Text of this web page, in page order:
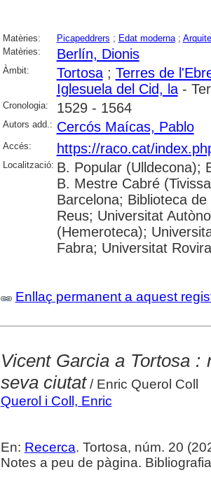
Matèries: Picapeddrers ; Edat moderna;
Matèries:
Berlín, Dionis
Àmbit: Tortosa; Terres de
Iglesuela del Cid, la-
Cronologia: 1529 - 1564
Autors add.: Cercós Maícas, Pablo
Accés: https://raco.cat/
Localització: B. Popular (Ulldecona);
B. Mestre Cabré
Barcelona; Biblioteca
Reus; Universitat
(Hemeroteca);
Fabra; Universitat
Enllaç permanent a aquest
Vicent Garcia a Tortosa :
seva ciutat/ Enric Querol Coll
Querol i Coll, Enric
En: Recerca. Tortosa, núm. 20
Notes a peu de pàgina.